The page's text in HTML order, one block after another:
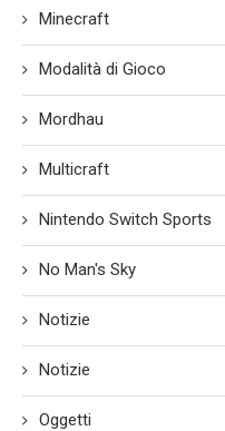
Minecraft
Modalità di Gioco
Mordhau
Multicraft
Nintendo Switch Sports
No Man's Sky
Notizie
Notizie
Oggetti